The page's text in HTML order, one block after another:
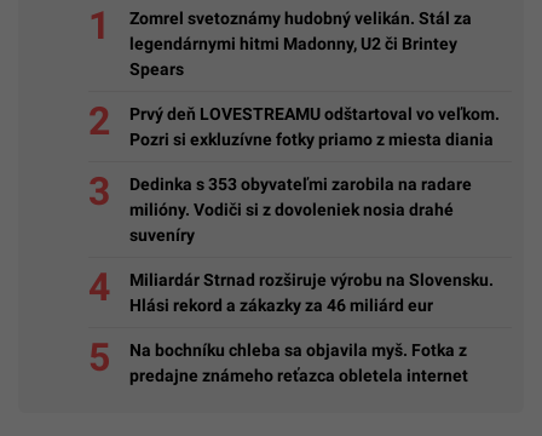
Zomrel svetoznámy hudobný velikán. Stál za
legendárnymi hitmi Madonny, U2 či Brintey
Spears
Prvý deň LOVESTREAMU odštartoval vo veľkom.
Pozri si exkluzívne fotky priamo z miesta diania
Dedinka s 353 obyvateľmi zarobila na radare
milióny. Vodiči si z dovoleniek nosia drahé
suveníry
Miliardár Strnad rozširuje výrobu na Slovensku.
Hlási rekord a zákazky za 46 miliárd eur
Na bochníku chleba sa objavila myš. Fotka z
predajne známeho reťazca obletela internet